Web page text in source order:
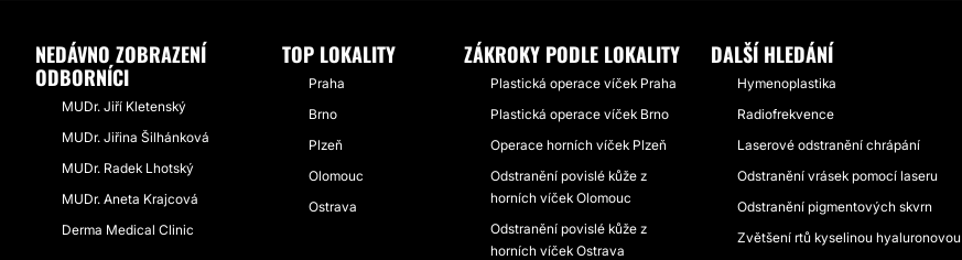
NEDÁVNO ZOBRAZENÍ
ODBORNÍCI
MUDr. Jiří Kletenský
MUDr. Jiřina Šilhánková
MUDr. Radek Lhotský
MUDr. Aneta Krajcová
Derma Medical Clinic
TOP LOKALITY
Praha
Brno
Plzeň
Olomouc
Ostrava
ZÁKROKY PODLE LOKALITY
Plastická operace víček Praha
Plastická operace víček Brno
Operace horních víček Plzeň
Odstranění povislé kůže z
horních víček Olomouc
Odstranění povislé kůže z
horních víček Ostrava
DALŠÍ HLEDÁNÍ
Hymenoplastika
Radiofrekvence
Laserové odstranění chrápání
Odstranění vrásek pomocí laseru
Odstranění pigmentových skvrn
Zvětšení rtů kyselinou hyaluronovou